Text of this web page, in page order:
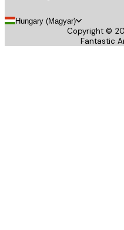
Hungary (Magyar)
Copyright ©
Fantastic